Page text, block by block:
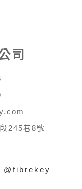
司
245巷8號
@fibrekey